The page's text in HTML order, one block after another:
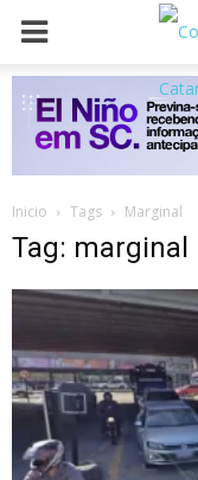
Inicio Tags Marginal
Tag: marginal